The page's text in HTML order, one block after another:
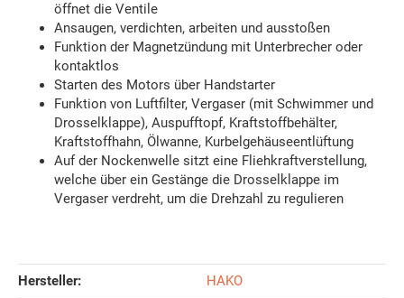
öffnet die Ventile
Ansaugen, verdichten, arbeiten und ausstoßen
Funktion der Magnetzündung mit Unterbrecher oder
kontaktlos
Starten des Motors über Handstarter
Funktion von Luftfilter, Vergaser (mit Schwimmer und
Drosselklappe), Auspufftopf, Kraftstoffbehälter,
Kraftstoffhahn, Ölwanne, Kurbelgehäuseentlüftung
Auf der Nockenwelle sitzt eine Fliehkraftverstellung,
welche über ein Gestänge die Drosselklappe im
Vergaser verdreht, um die Drehzahl zu regulieren
Hersteller: HAKO